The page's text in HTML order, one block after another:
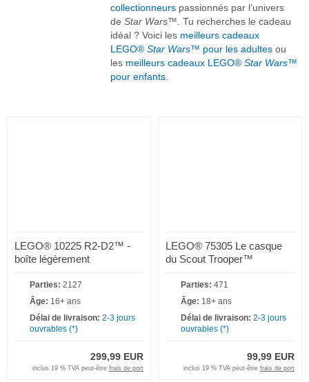
collectionneurs passionnés par l’univers
de Star Wars™. Tu recherches le cadeau
idéal ? Voici les meilleurs cadeaux
LEGO® Star Wars™ pour les adultes ou
les meilleurs cadeaux LEGO® Star Wars™
pour enfants.
LEGO® 10225 R2-D2™ -
boîte légèrement
Parties: 2127
Âge: 16+ ans
Délai de livraison: 2-3 jours
ouvrables (*)
299,99 EUR
inclus 19 % TVA peut-être frais de port
LEGO® 75305 Le casque
du Scout Trooper™
Parties: 471
Âge: 18+ ans
Délai de livraison: 2-3 jours
ouvrables (*)
99,99 EUR
inclus 19 % TVA peut-être frais de port